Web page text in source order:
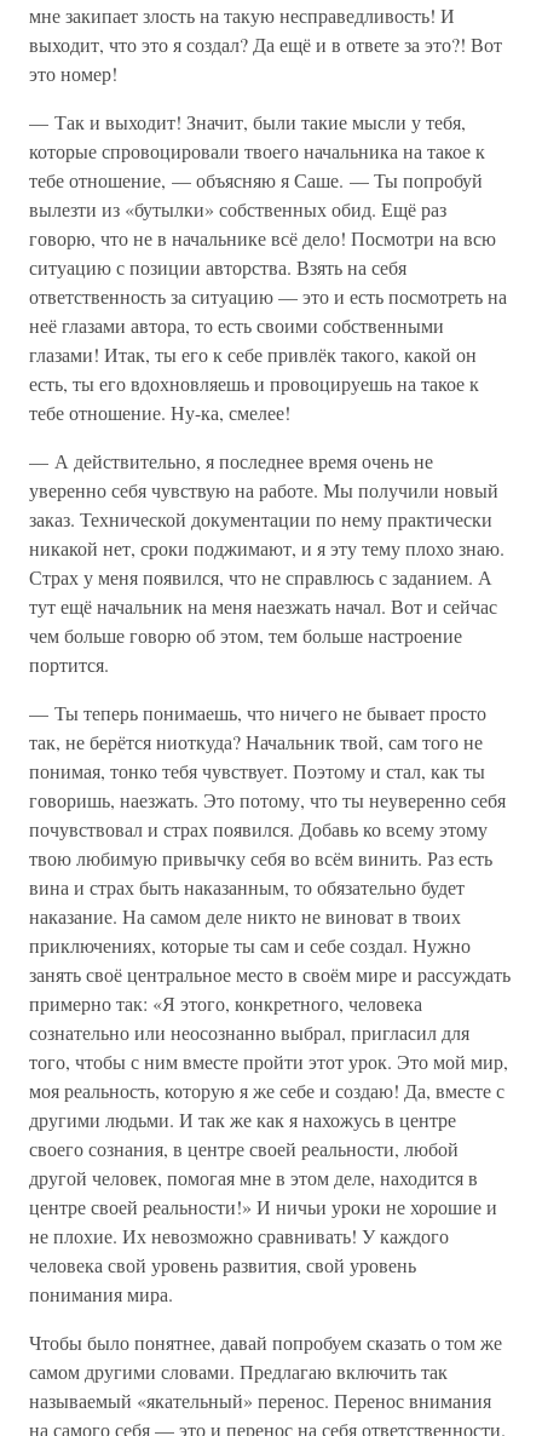
мне закипает злость на такую несправедливость! И
выходит, что это я создал? Да ещё и в ответе за это?! Вот
это номер!
— Так и выходит! Значит, были такие мысли у тебя,
которые спровоцировали твоего начальника на такое к
тебе отношение, — объясняю я Саше. — Ты попробуй
вылезти из «бутылки» собственных обид. Ещё раз
говорю, что не в начальнике всё дело! Посмотри на всю
ситуацию с позиции авторства. Взять на себя
ответственность за ситуацию — это и есть посмотреть на
неё глазами автора, то есть своими собственными
глазами! Итак, ты его к себе привлёк такого, какой он
есть, ты его вдохновляешь и провоцируешь на такое к
тебе отношение. Ну-ка, смелее!
— А действительно, я последнее время очень не
уверенно себя чувствую на работе. Мы получили новый
заказ. Технической документации по нему практически
никакой нет, сроки поджимают, и я эту тему плохо знаю.
Страх у меня появился, что не справлюсь с заданием. А
тут ещё начальник на меня наезжать начал. Вот и сейчас
чем больше говорю об этом, тем больше настроение
портится.
— Ты теперь понимаешь, что ничего не бывает просто
так, не берётся ниоткуда? Начальник твой, сам того не
понимая, тонко тебя чувствует. Поэтому и стал, как ты
говоришь, наезжать. Это потому, что ты неуверенно себя
почувствовал и страх появился. Добавь ко всему этому
твою любимую привычку себя во всём винить. Раз есть
вина и страх быть наказанным, то обязательно будет
наказание. На самом деле никто не виноват в твоих
приключениях, которые ты сам и себе создал. Нужно
занять своё центральное место в своём мире и рассуждать
примерно так: «Я этого, конкретного, человека
сознательно или неосознанно выбрал, пригласил для
того, чтобы с ним вместе пройти этот урок. Это мой мир,
моя реальность, которую я же себе и создаю! Да, вместе с
другими людьми. И так же как я нахожусь в центре
своего сознания, в центре своей реальности, любой
другой человек, помогая мне в этом деле, находится в
центре своей реальности!» И ничьи уроки не хорошие и
не плохие. Их невозможно сравнивать! У каждого
человека свой уровень развития, свой уровень
понимания мира.
Чтобы было понятнее, давай попробуем сказать о том же
самом другими словами. Предлагаю включить так
называемый «якательный» перенос. Перенос внимания
на самого себя — это и перенос на себя ответственности.